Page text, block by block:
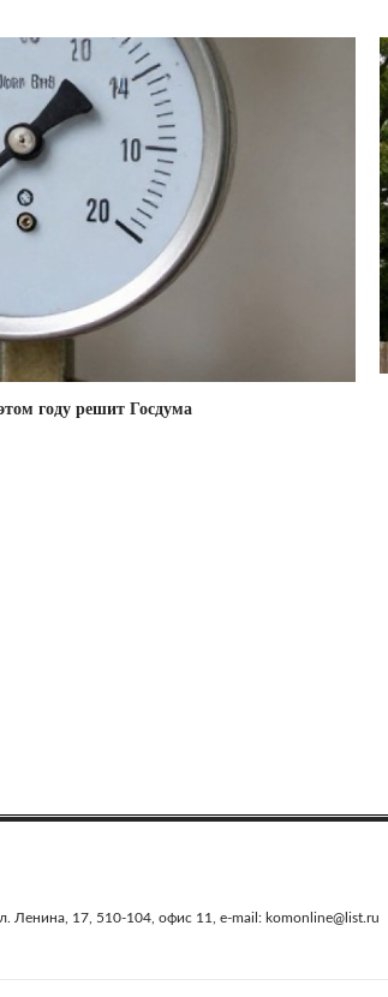
году решит Госдума
Ленина, 17, 510-104, офис 11, e-mail: komonline@list.ru